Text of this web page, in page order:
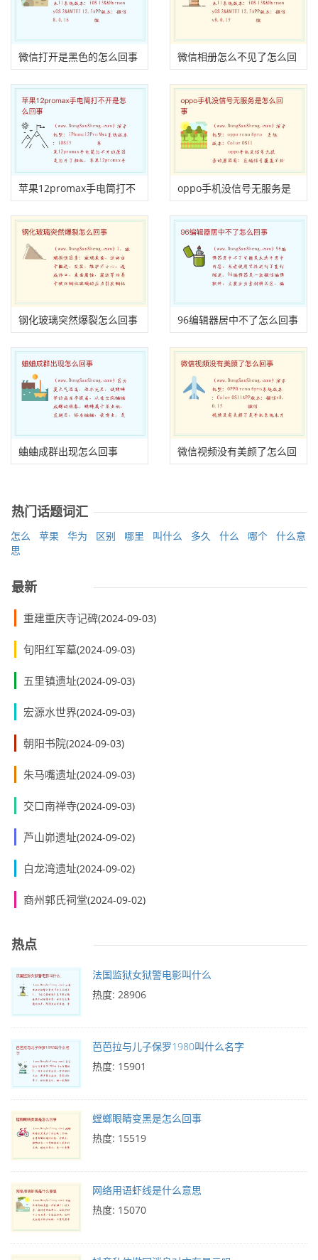
微信打开是黑色的怎么回事
微信相册怎么不见了怎么回
事
苹果12promax手电筒打不
开是怎么回事
oppo手机没信号无服务是
怎么回事
钢化玻璃突然爆裂怎么回事 96编辑器居中不了怎么回事
蛐蛐成群出现怎么回事
微信视频没有美颜了怎么回
热门话题词汇
怎么 苹果 华为 区别 哪里 叫什么 多久 什么 哪个
什么意
思
最新
重建重庆寺记碑(2024-09-03)
旬阳红军墓(2024-09-03)
五里镇遗址(2024-09-03)
宏源水世界(2024-09-03)
朝阳书院(2024-09-03)
朱马嘴遗址(2024-09-03)
交口南禅寺(2024-09-03)
芦山峁遗址(2024-09-02)
白龙湾遗址(2024-09-02)
商州郭氏祠堂(2024-09-02)
热点
法国监狱女狱警电影叫什么
热度: 28906
芭芭拉与儿子保罗1980叫什么名字
热度: 15901
螳螂眼睛变黑是怎么回事
热度: 15519
网络用语虾线是什么意思
热度: 15070